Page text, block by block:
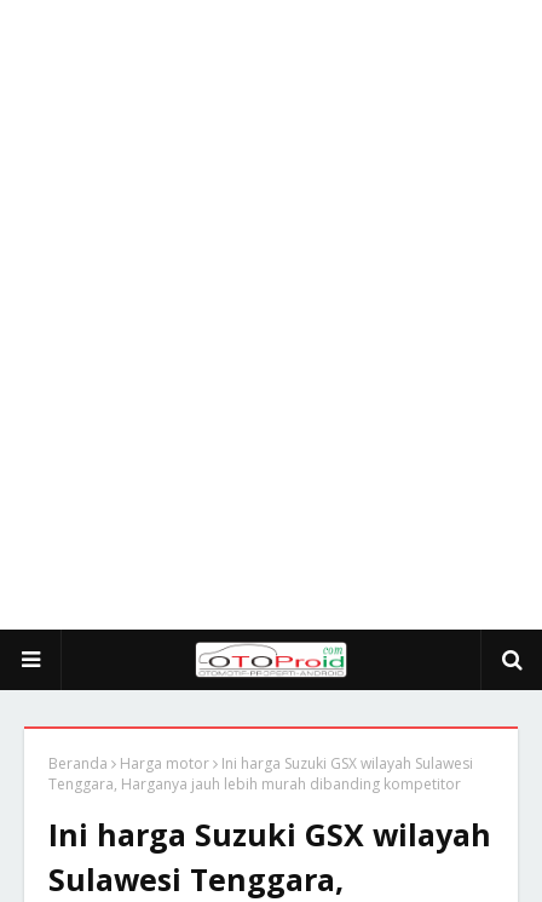
Beranda Harga motor
Ini harga Suzuki GSX wilayah Sulawesi
Tenggara, Harganya jauh lebih murah dibanding kompetitor
Ini harga Suzuki GSX wilayah
Sulawesi Tenggara,